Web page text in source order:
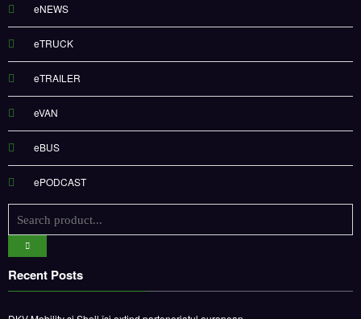
eNEWS
eTRUCK
eTRAILER
eVAN
eBUS
ePODCAST
Recent Posts